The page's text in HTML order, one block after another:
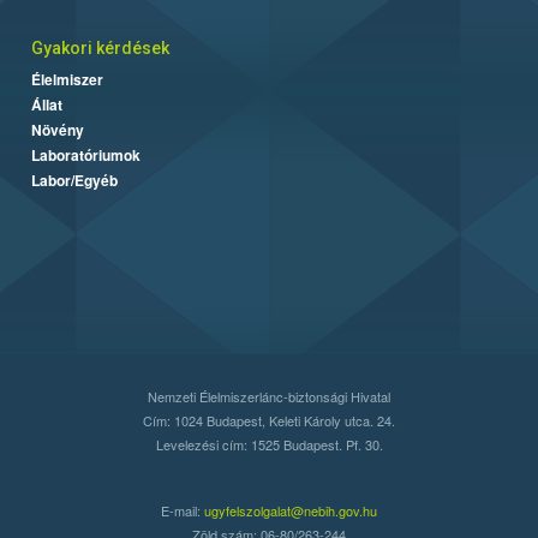
Gyakori kérdések
Élelmiszer
Állat
Növény
Laboratóriumok
Labor/Egyéb
Nemzeti Élelmiszerlánc-biztonsági Hivatal
Cím: 1024 Budapest, Keleti Károly utca. 24.
Levelezési cím: 1525 Budapest. Pf. 30.
E-mail: ugyfelszolgalat@nebih.gov.hu